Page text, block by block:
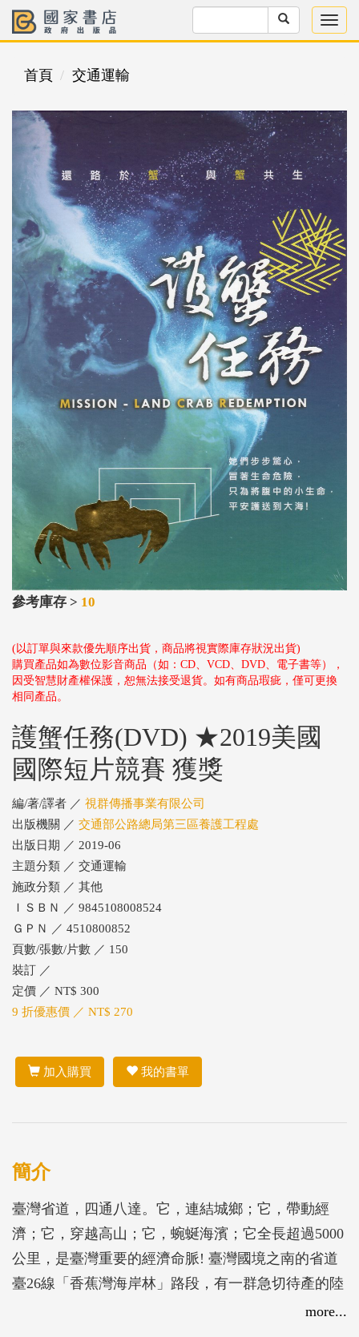
首頁 交通運輸
參考庫存 > 10
(以訂單與來款優先順序出貨，商品將視實際庫存狀況出貨)
購買產品如為數位影音商品（如：CD、VCD、DVD、電子書等），
因受智慧財產權保護，恕無法接受退貨。如有商品瑕疵，僅可更換
相同產品。
護蟹任務(DVD) ★2019美國
國際短片競賽 獲獎
編/著/譯者 ／ 視群傳播事業有限公司
出版機關 ／ 交通部公路總局第三區養護工程處
出版日期 ／ 2019-06
主題分類 ／ 交通運輸
施政分類 ／ 其他
ＩＳＢＮ ／ 9845108008524
ＧＰＮ ／ 4510800852
頁數/張數/片數 ／ 150
裝訂 ／
定價 ／ NT$ 300
9 折優惠價 ／ NT$ 270
加入購買 我的書單
簡介
臺灣省道，四通八達。它，連結城鄉；它，帶動經
濟；它，穿越高山；它，蜿蜒海濱；它全長超過5000
公里，是臺灣重要的經濟命脈! 臺灣國境之南的省道
臺26線「香蕉灣海岸林」路段，有一群急切待產的陸
蟹媽媽，她們在夏季的月圓之夜，必須冒險穿越公路
more...